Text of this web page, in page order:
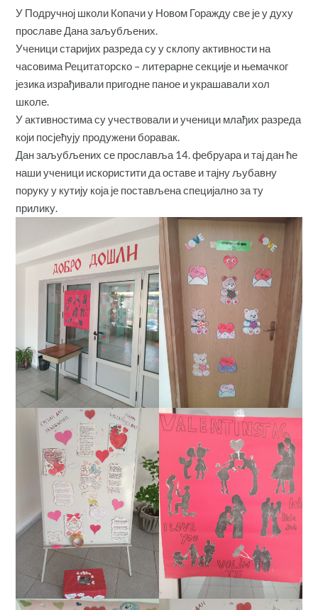
У Подручној школи Копачи у Новом Горажду све је у духу
прославе Дана заљубљених.
Ученици старијих разреда су у склопу активности на
часовима Рецитаторско – литерарне секције и њемачког
језика израђивали пригодне паное и украшавали хол
школе.
У активностима су учествовали и ученици млађих разреда
који посјећују продужени боравак.
Дан заљубљених се прославља 14. фебруара и тај дан ће
наши ученици искористити да оставе и тајну љубавну
поруку у кутију која је постављена специјално за ту
прилику.